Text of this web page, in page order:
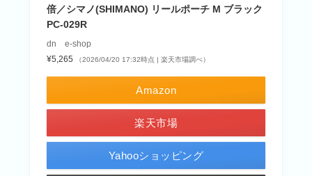
倍／シマノ(SHIMANO) リールポーチ M ブラック
PC-029R
dn e-shop
¥5,265
（2026/04/20 17:32時点 | 楽天市場調べ）
Amazon
楽天市場
Yahooショッピング